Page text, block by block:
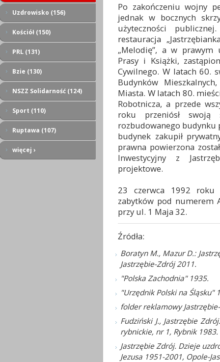
Uzdrowisko (156)
Kościół (150)
PRL (131)
Bzie (130)
NSZZ Solidarność (124)
Sport (110)
Ruptawa (107)
więcej ›
Po zakończeniu wojny
jednak w bocznych
użyteczności
restauracja
„Melodię”, a w prawym
Prasy i Książki,
Cywilnego. W latach 60.
Budynków
Miasta. W latach 80.
Robotnicza, a przede
roku przeniósł swoją
rozbudowanego budynku
budynek zakupił
prawna powierzona
Inwestycyjny z
projektowe.
23 czerwca 1992 roku
zabytków pod numerem
przy ul. 1 Maja 32.
Źródła:
Boratyn M., Mazur D.:
Jastrzębie-Zdrój 2011.
"Polska Zachodnia" 1935.
"Urzędnik Polski na Śląsku"
folder reklamowy
Fudziński J., Jastrzębie
rybnickie, nr 1, Rybnik 1983.
Jastrzębie Zdrój. Dzieje
Jezusa 1951-2001, Opole-